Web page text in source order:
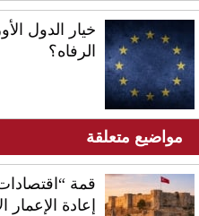
خيار الدول
الرفاه؟
مواضيع متعلقة
قمة
إعادة الإعمار